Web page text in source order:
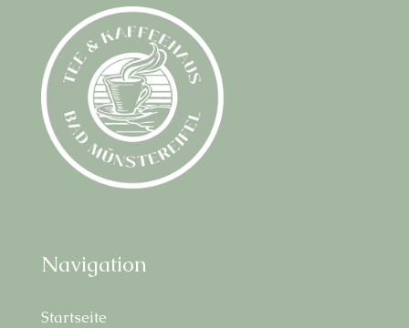
Navi­ga­ti­on
Start­sei­te